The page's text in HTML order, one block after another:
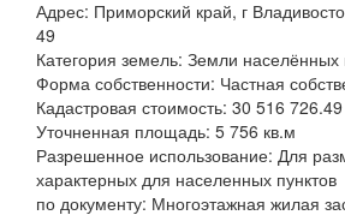
Адрес: Приморский край, г
49
Категория земель: Земли населённых
Форма собственности: Частная
Кадастровая стоимость: 30 516
Уточненная площадь: 5 756 кв.м
Разрешенное использование: Для
характерных для населенных пунктов
по документу: Многоэтажная жилая